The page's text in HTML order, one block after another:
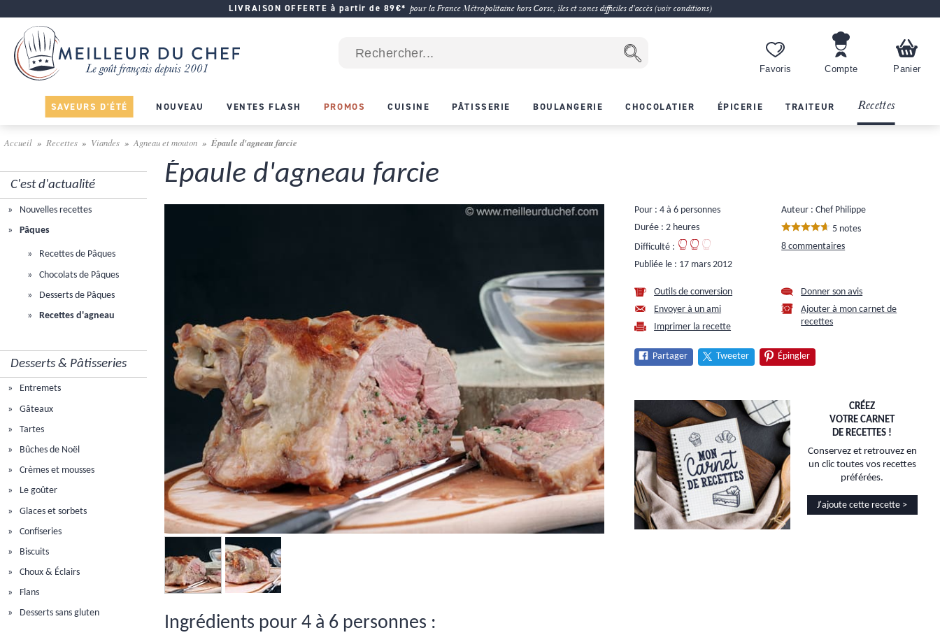
LIVRAISON OFFERTE à partir de 89€* pour la France Métropolitaine hors Corse, îles et zones difficiles d'accès (voir conditions)
Favoris Compte Panier
SAVEURS D'ÉTÉ NOUVEAU VENTES FLASH PROMOS CUISINE PÂTISSERIE BOULANGERIE CHOCOLATIER ÉPICERIE TRAITEUR Recettes
Accueil Recettes Viandes Agneau et mouton Épaule d'agneau farcie
C'est d'actualité
Nouvelles recettes
Pâques
Recettes de Pâques
Chocolats de Pâques
Desserts de Pâques
Recettes d'agneau
Desserts & Pâtisseries
Entremets
Gâteaux
Tartes
Bûches de Noël
Crèmes et mousses
Le goûter
Glaces et sorbets
Confiseries
Biscuits
Choux & Éclairs
Flans
Desserts sans gluten
Épaule d'agneau farcie
Pour : 4 à 6 personnes
Durée : 2 heures
Difficulté :
Publiée le : 17 mars 2012
Auteur : Chef Philippe
5 notes
8 commentaires
Outils de conversion
Envoyer à un ami
Imprimer la recette
Donner son avis
Ajouter à mon carnet de
recettes
Partager Tweeter Épingler
CRÉEZ
VOTRE CARNET
DE RECETTES !
Conservez et retrouvez en
un clic toutes vos recettes
préférées.
J'ajoute cette recette >
Ingrédients pour 4 à 6 personnes :